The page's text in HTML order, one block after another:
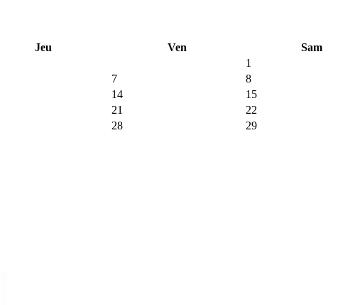
Jeu Ven Sam
1
7 8
14 15
21 22
28 29